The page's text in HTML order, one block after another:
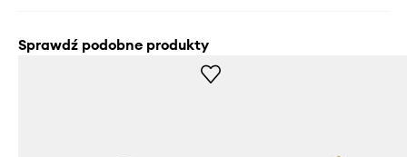
Sprawdź podobne produkty